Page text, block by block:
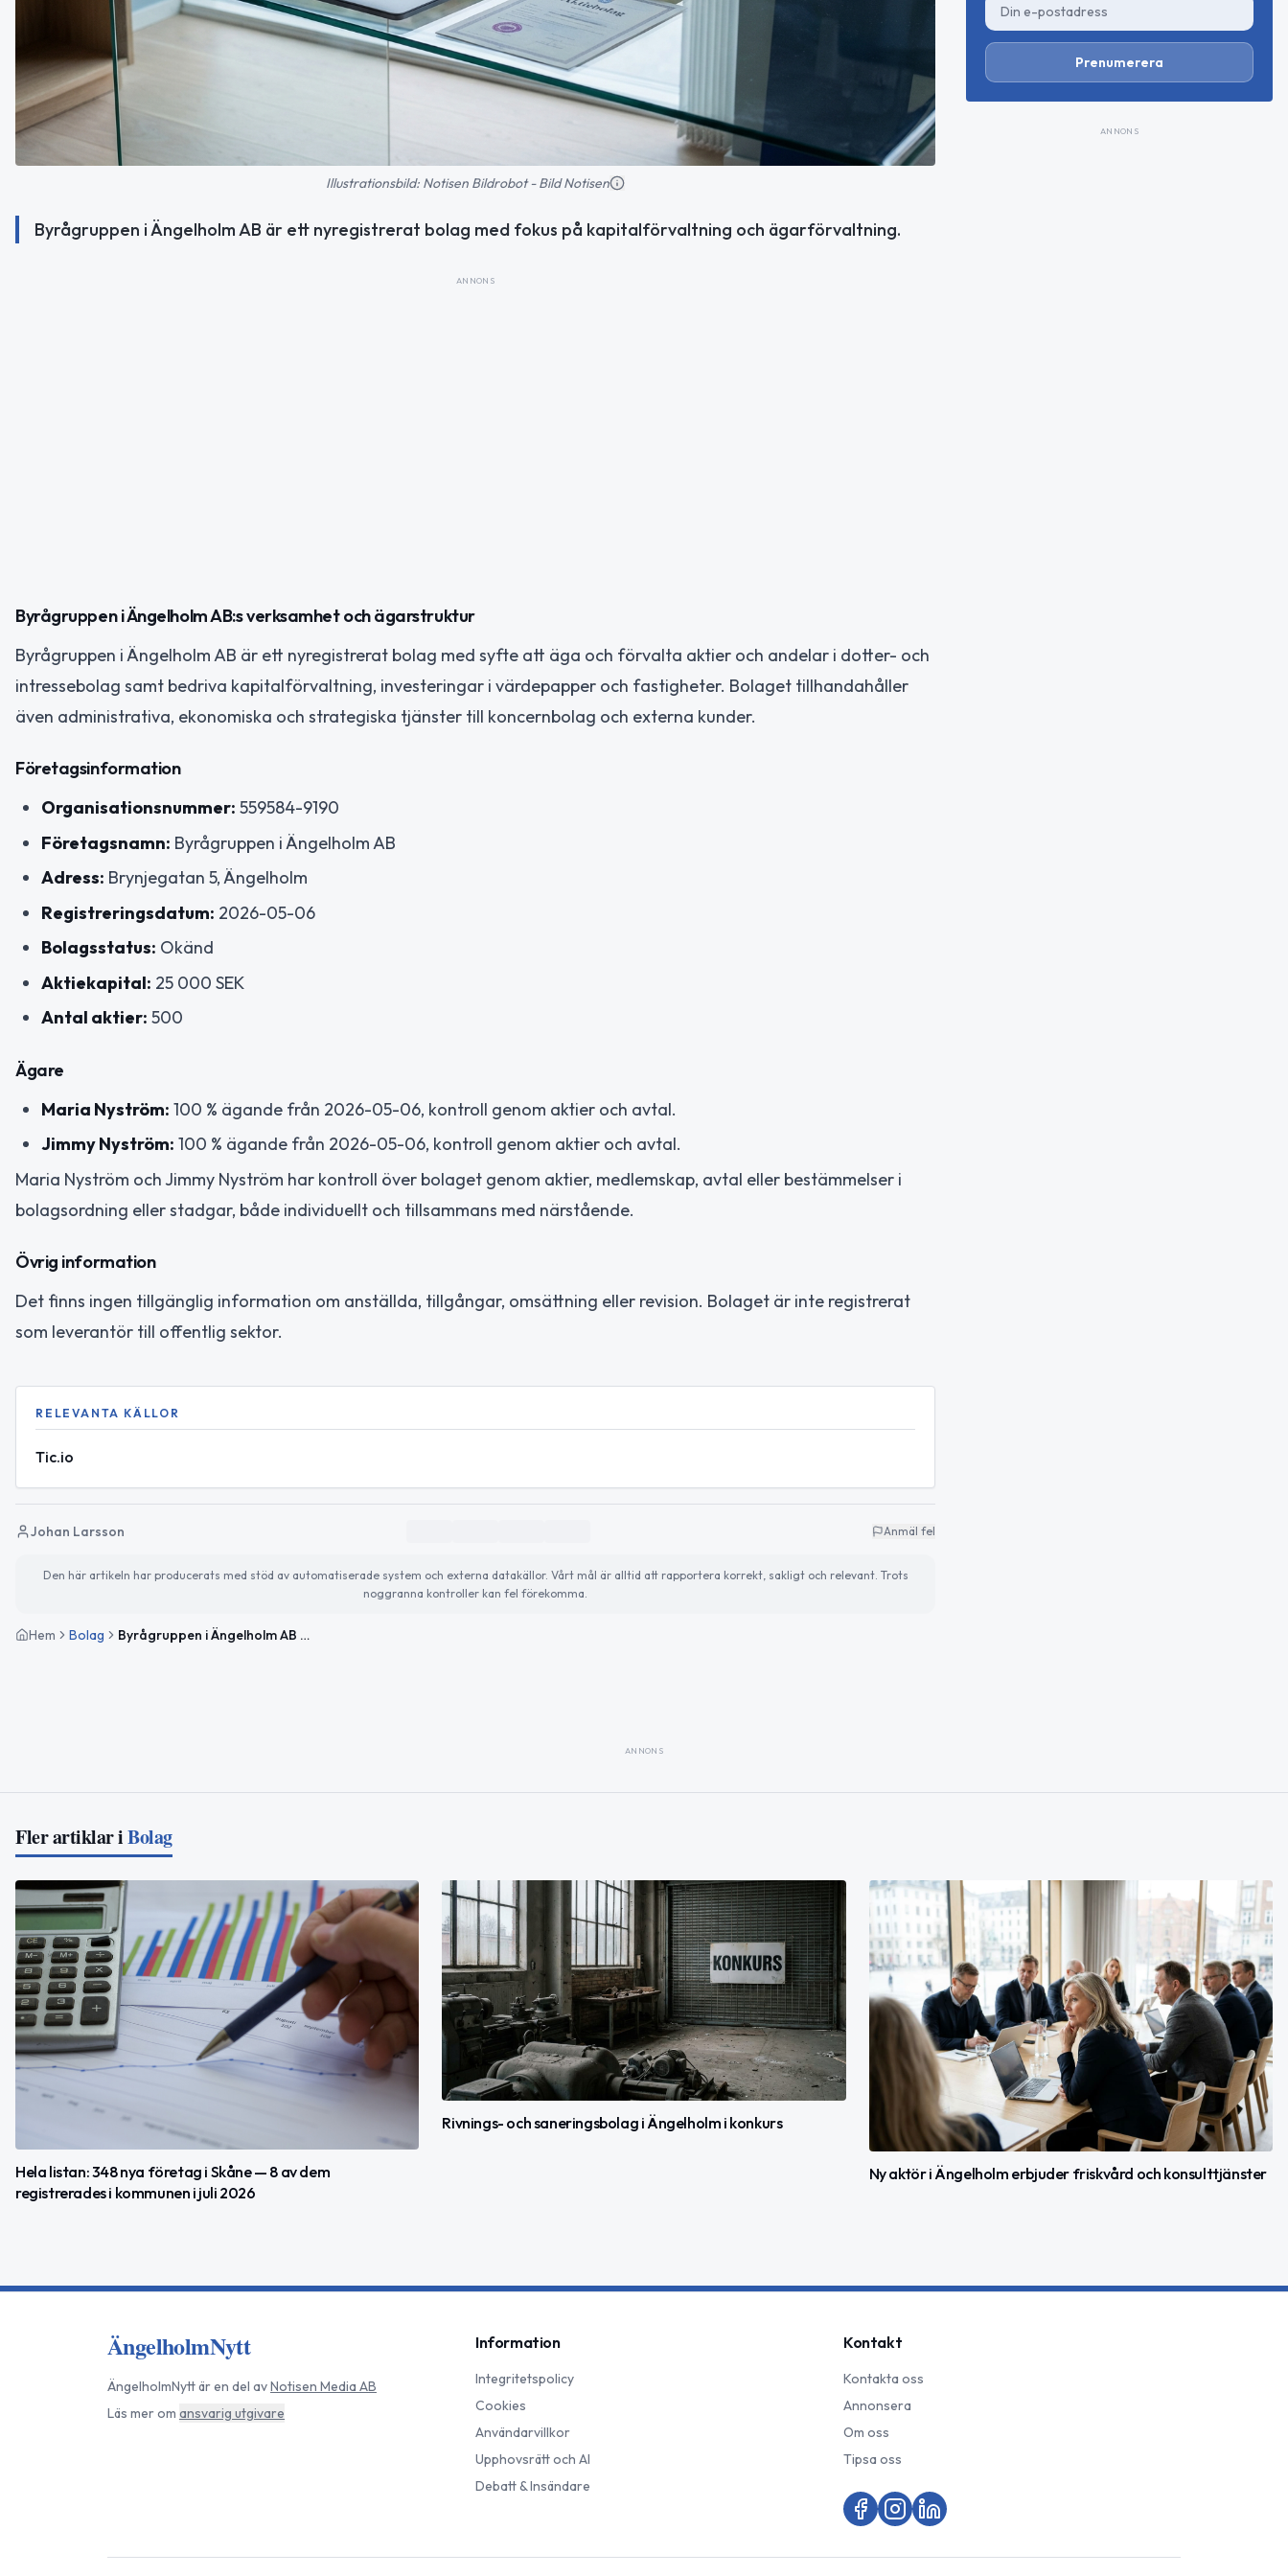
Illustrationsbild: Notisen Bildrobot - Bild Notisen
Byrågruppen i Ängelholm AB är ett nyregistrerat bolag med fokus på kapitalförvaltning och ägarförvaltning.
ANNONS
Byrågruppen i Ängelholm AB:s verksamhet och ägarstruktur
Byrågruppen i Ängelholm AB är ett nyregistrerat bolag med syfte att äga och förvalta aktier och andelar i dotter- och
intressebolag samt bedriva kapitalförvaltning, investeringar i värdepapper och fastigheter. Bolaget tillhandahåller
även administrativa, ekonomiska och strategiska tjänster till koncernbolag och externa kunder.
Företagsinformation
Organisationsnummer: 559584-9190
Företagsnamn: Byrågruppen i Ängelholm AB
Adress: Brynjegatan 5, Ängelholm
Registreringsdatum: 2026-05-06
Bolagsstatus: Okänd
Aktiekapital: 25 000 SEK
Antal aktier: 500
Ägare
Maria Nyström: 100 % ägande från 2026-05-06, kontroll genom aktier och avtal.
Jimmy Nyström: 100 % ägande från 2026-05-06, kontroll genom aktier och avtal.
Maria Nyström och Jimmy Nyström har kontroll över bolaget genom aktier, medlemskap, avtal eller bestämmelser i
bolagsordning eller stadgar, både individuellt och tillsammans med närstående.
Övrig information
Det finns ingen tillgänglig information om anställda, tillgångar, omsättning eller revision. Bolaget är inte registrerat
som leverantör till offentlig sektor.
RELEVANTA KÄLLOR
Tic.io
Johan Larsson Anmäl fel
Den här artikeln har producerats med stöd av automatiserade system och externa datakällor. Vårt mål är alltid att rapportera korrekt, sakligt och relevant. Trots
noggranna kontroller kan fel förekomma.
Hem Bolag Byrågruppen i Ängelholm AB – ny holding- och förvaltningsbolag
Prenumerera
ANNONS
ANNONS
Fler artiklar iBolag
Hela listan: 348 nya företag i Skåne — 8 av dem
registrerades i kommunen i juli 2026
Rivnings- och saneringsbolag i Ängelholm i konkurs
Ny aktör i Ängelholm erbjuder friskvård och konsulttjänster
ÄngelholmNytt
ÄngelholmNyttär en del avNotisen Media AB
Läs mer om ansvarig utgivare
Information
Integritetspolicy
Cookies
Användarvillkor
Upphovsrätt och AI
Debatt & Insändare
Kontakt
Kontakta oss
Annonsera
Om oss
Tipsa oss